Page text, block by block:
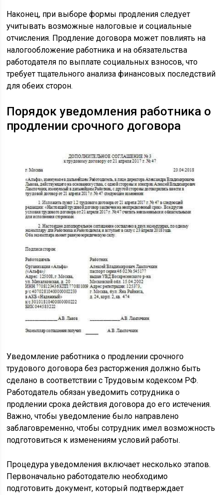
Наконец, при выборе формы продления следует
учитывать возможные налоговые и социальные
отчисления. Продление договора может повлиять на
налогообложение работника и на обязательства
работодателя по выплате социальных взносов, что
требует тщательного анализа финансовых последствий
для обеих сторон.
Порядок уведомления работника о
продлении срочного договора
Уведомление работника о продлении срочного
трудового договора без расторжения должно быть
сделано в соответствии с Трудовым кодексом РФ.
Работодатель обязан уведомить сотрудника о
продлении срока действия договора до его истечения.
Важно, чтобы уведомление было направлено
заблаговременно, чтобы сотрудник имел возможность
подготовиться к изменениям условий работы.
Процедура уведомления включает несколько этапов.
Первоначально работодателю необходимо
подготовить документ, который подтверждает